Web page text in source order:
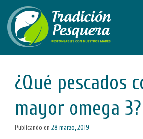
¿Qué pescados
mayor omega 3?
Publicando en 28 marzo, 2019